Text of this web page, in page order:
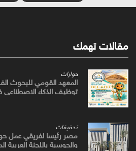
مقالات تهمك
حوارات
المعهد القومي للبحوث
توظيف الذكاء
تحقيقات
مصر رئيسا لفريقي عمل